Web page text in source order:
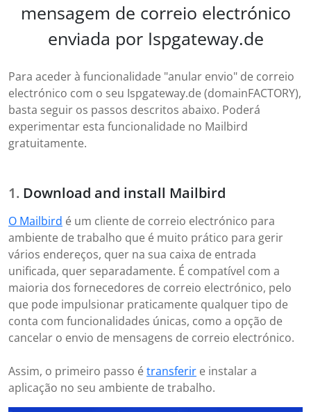
mensagem de correio electrónico
enviada por Ispgateway.de
Para aceder à funcionalidade "anular envio" de correio
electrónico com o seu Ispgateway.de (domainFACTORY),
basta seguir os passos descritos abaixo. Poderá
experimentar esta funcionalidade no Mailbird
gratuitamente.
Download and install Mailbird
O Mailbird é um cliente de correio electrónico para
ambiente de trabalho que é muito prático para gerir
vários endereços, quer na sua caixa de entrada
unificada, quer separadamente. É compatível com a
maioria dos fornecedores de correio electrónico, pelo
que pode impulsionar praticamente qualquer tipo de
conta com funcionalidades únicas, como a opção de
cancelar o envio de mensagens de correio electrónico.
Assim, o primeiro passo étransferir e instalar a
aplicação no seu ambiente de trabalho.